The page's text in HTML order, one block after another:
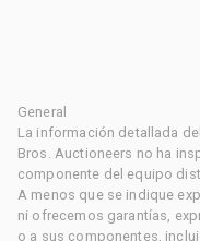
General
La información detallada
Bros. Auctioneers no ha
componente del equipo
A menos que se indique
ni ofrecemos garantías,
o a sus componentes,